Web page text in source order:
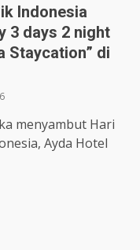
Indonesia
3 days 2 night
Staycation” di
menyambut Hari
Ayda Hotel